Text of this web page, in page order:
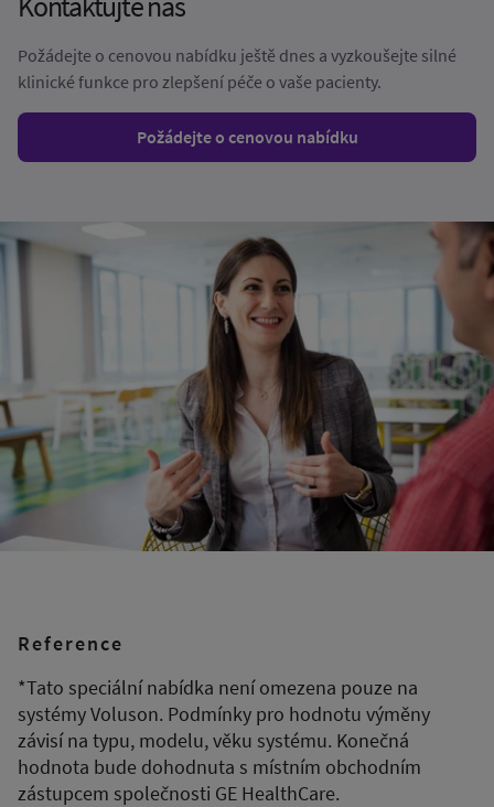
Požádejte o cenovou nabídku ještě dnes a vyzkoušejte silné
klinické funkce pro zlepšení péče o vaše pacienty.
Požádejte o cenovou nabídku
Reference
*Tato speciální nabídka není omezena pouze na
systémy Voluson. Podmínky pro hodnotu výměny
závisí na typu, modelu, věku systému. Konečná
hodnota bude dohodnuta s místním obchodním
zástupcem společnosti GE HealthCare.